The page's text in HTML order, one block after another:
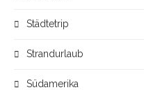
Städtetrip
Strandurlaub
Südamerika